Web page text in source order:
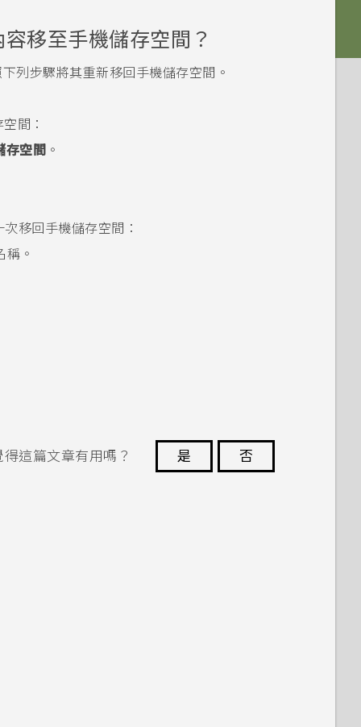
移至手機儲存空間？
列步驟將其重新移回手機儲存空間。
間：
存空間 。
移回手機儲存空間：
稱。
得這篇文章有用嗎？ 是
否